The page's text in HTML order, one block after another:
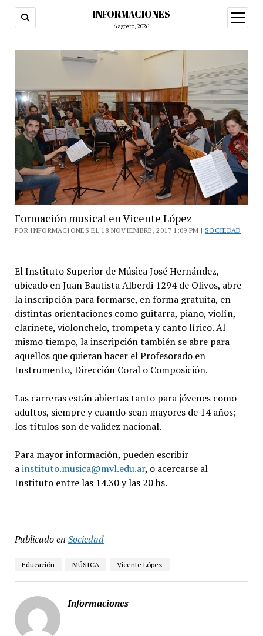
INFORMACIONES
6 agosto, 2026
abrir
menú
Formación musical en Vicente López
POR INFORMACIONES EL 18 NOVIEMBRE, 2017 1:09 PM | SOCIEDAD
El Instituto Superior de Música José Hernández,
ubicado en Juan Bautista Alberdi 1294 de Olivos, abre
la inscripción para formarse, en forma gratuita, en
distintas orientaciones como guitarra, piano, violín,
clarinete, violonchelo, trompeta y canto lírico. Al
mismo tiempo, la inscripción también se abre para
aquellos que quieran hacer el Profesorado en
Instrumento, Dirección Coral o Composición.
Las carreras están abiertas tanto para jóvenes como
adultos, siempre y cuando sean mayores de 14 años;
los títulos son de validez nacional.
Para mayor información, pueden escribir
ainstituto.musica@mvl.edu.ar, o acercarse al
Instituto entre las 14.30 y las 20 hs.
Publicado en Sociedad
Educación MÚSICA Vicente López
Informaciones